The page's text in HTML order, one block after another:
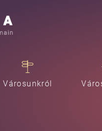
Városunkról